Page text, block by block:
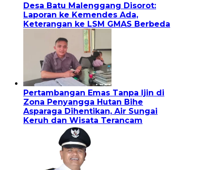
Desa Batu Malenggang Disorot:
Laporan ke Kemendes Ada,
Keterangan ke LSM GMAS Berbeda
Pertambangan Emas Tanpa Ijin di
Zona Penyangga Hutan Bihe
Asparaga Dihentikan, Air Sungai
Keruh dan Wisata Terancam